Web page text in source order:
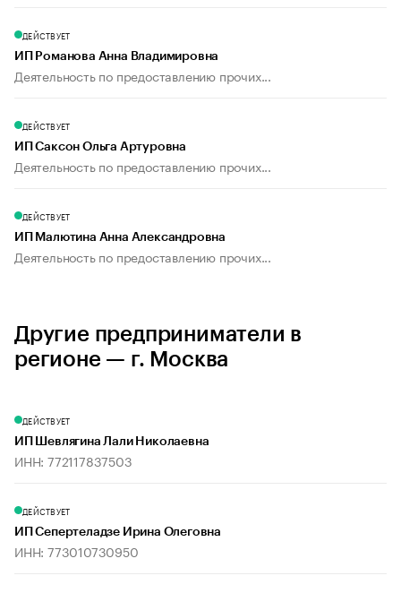
ДЕЙСТВУЕТ
ИП Романова Анна Владимировна
Деятельность по предоставлению прочих...
ДЕЙСТВУЕТ
ИП Саксон Ольга Артуровна
Деятельность по предоставлению прочих...
ДЕЙСТВУЕТ
ИП Малютина Анна Александровна
Деятельность по предоставлению прочих...
Другие предприниматели в
регионе — г. Москва
ДЕЙСТВУЕТ
ИП Шевлягина Лали Николаевна
ИНН: 772117837503
ДЕЙСТВУЕТ
ИП Сепертеладзе Ирина Олеговна
ИНН: 773010730950